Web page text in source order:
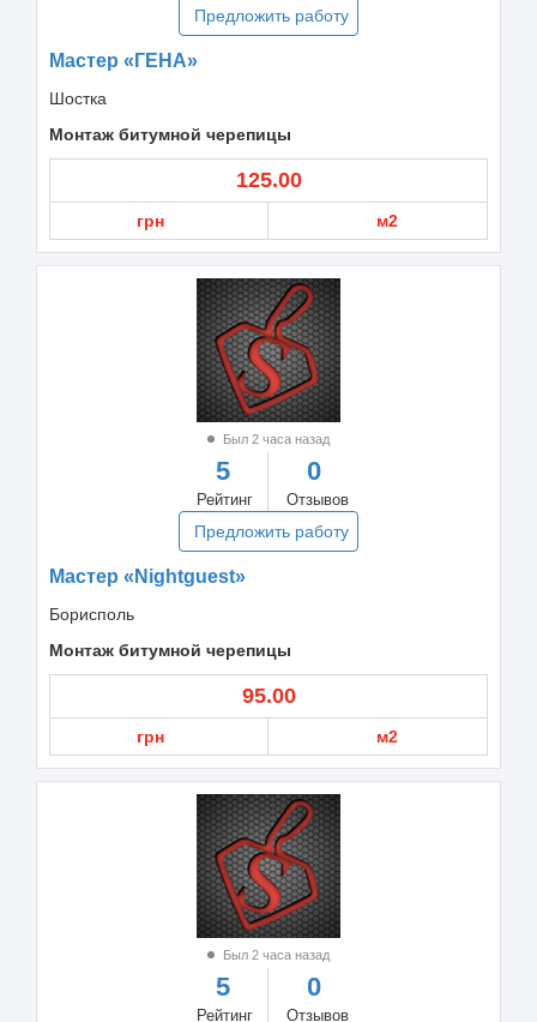
Предложить работу
Мастер «ГЕНА»
Шостка
Монтаж битумной черепицы
125.00
грн м2
Был 2 часа назад
5
Рейтинг
0
Отзывов
Предложить работу
Мастер «Nightguest»
Борисполь
Монтаж битумной черепицы
95.00
грн м2
Был 2 часа назад
5
Рейтинг
0
Отзывов